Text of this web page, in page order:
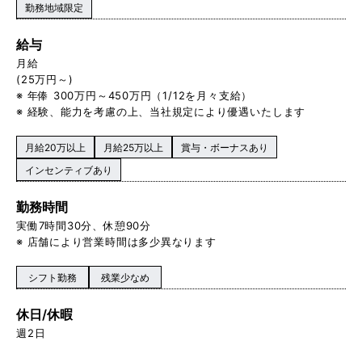
勤務地域限定
給与
月給
(25万円～)
※ 年俸 300万円～450万円（1/12を月々支給）
※ 経験、能力を考慮の上、当社規定により優遇いたします
月給20万以上 月給25万以上
賞与・ボーナスあり
インセンティブあり
勤務時間
実働7時間30分、休憩90分
※ 店舗により営業時間は多少異なります
シフト勤務 残業少なめ
休日/休暇
週2日